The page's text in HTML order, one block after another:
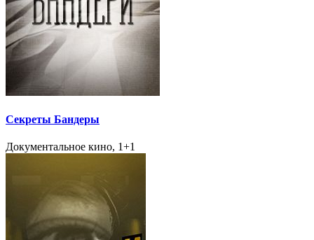
Секреты Бандеры
Документальное кино, 1+1